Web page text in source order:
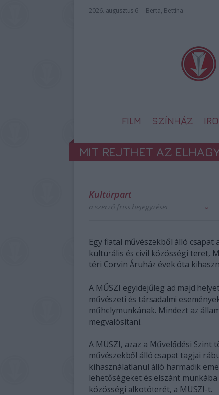
2026. augusztus 6. – Berta, Bettina
FILM SZÍNHÁZ
MIT REJTHET AZ
Kultúrpart
a szerző friss bejegyzései
Egy fiatal művészekből álló
kulturális és civil közösségi teret,
téri Corvin Áruház évek óta
A MŰSZI egyidejűleg ad majd
művészeti és társadalmi
műhelymunkának. Mindezt az
megvalósítani.
A MÜSZI, azaz a Művelődési
művészekből álló csapat tagjai
kihasználatlanul álló harmadik
lehetőségeket és elszánt
közösségi alkotóterét, a MÜSZI-t.